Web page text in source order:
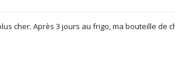
cher. Après 3 jours au frigo, ma bouteille de